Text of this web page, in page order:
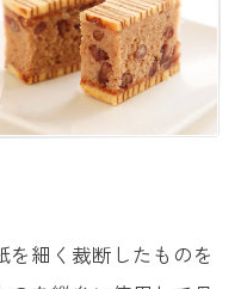
細く裁断したものを